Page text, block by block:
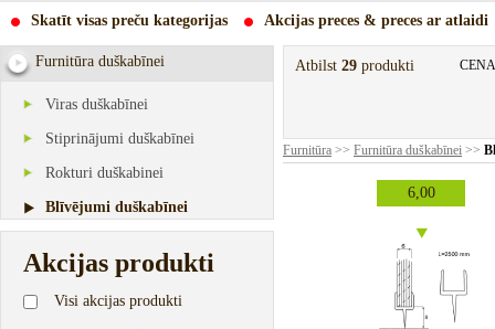
Skatīt visas preču kategorijas Akcijas preces & preces ar atlaidi
Furnitūra duškabīnei
Viras duškabīnei
Stiprinājumi duškabīnei
Rokturi duškabinei
Blīvējumi duškabīnei
Akcijas produkti
Visi akcijas produkti
Atbilst 29 produkti
Furnitūra >> Furnitūra duškabīnei >>
6,00